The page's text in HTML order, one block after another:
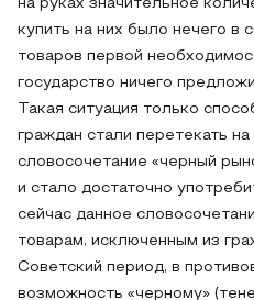
на руках значительное
купить на них было нечего в
товаров первой
государство ничего
Такая ситуация только
граждан стали перетекать
словосочетание «черный
и стало достаточно
сейчас данное
товарам, исключенным из
Советский период, в
возможность «черному»